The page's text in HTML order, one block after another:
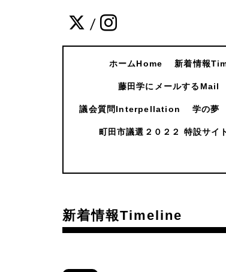
/
ホームHome 新着情報
藤田学にメールするMail
議会質問Interpellation 学の夢
町田市議選２０２２ 特設サイ
新着情報Timeline